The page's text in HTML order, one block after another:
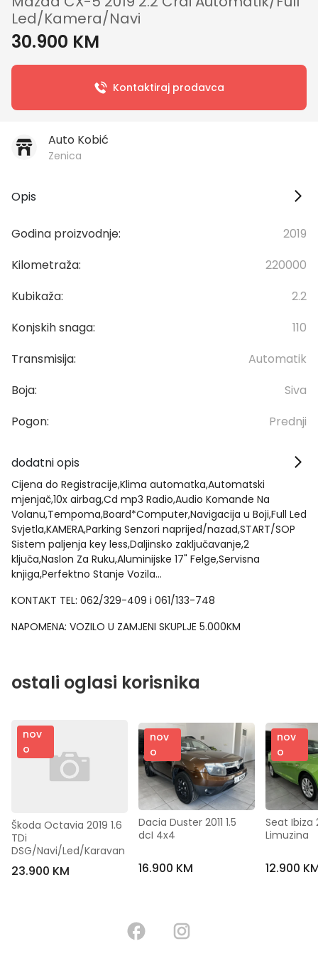
Led/Kamera/Navi
30.900 KM
Kontaktiraj prodavca
Auto Kobić
Zenica
Opis
Godina proizvodnje:
2019
Kilometraža:
220000
Kubikaža:
2.2
Konjskih snaga:
110
Transmisija:
Automatik
Boja:
Siva
Pogon:
Prednji
dodatni opis
Cijena do Registracije,Klima automatka,Automatski
mjenjač,10x airbag,Cd mp3 Radio,Audio Komande Na
Volanu,Tempoma,Board*Computer,Navigacija u Boji,Full Led
Svjetla,KAMERA,Parking Senzori naprijed/nazad,START/SOP
Sistem paljenja key less,Daljinsko zaključavanje,2
ključa,Naslon Za Ruku,Aluminijske 17" Felge,Servisna
knjiga,Perfektno Stanje Vozila...
KONTAKT TEL: 062/329-409 i 061/133-748
NAPOMENA: VOZILO U ZAMJENI SKUPLJE 5.000KM
ostali oglasi korisnika
nov
o
Škoda Octavia 2019 1.6
TDi
DSG/Navi/Led/Karavan
23.900 KM
nov
o
Dacia Duster 2011 1.5
dcI 4x4
16.900 KM
nov
o
Seat Ibiza
Limuzina
12.900